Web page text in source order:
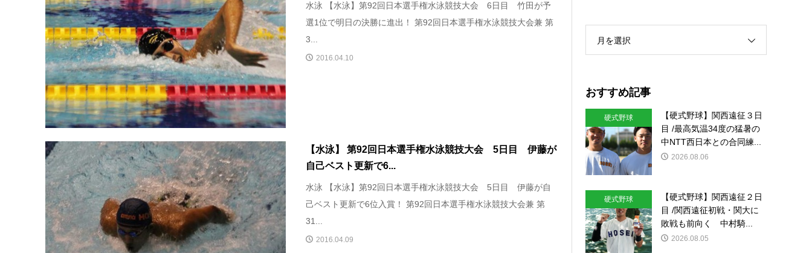
水泳 【水泳】第92回日本選手権水泳競技大会 6日目 竹田が予
選1位で明日の決勝に進出！ 第92回日本選手権水泳競技大会兼 第
3...
2016.04.10
【水泳】 第92回日本選手権水泳競技大会 5日目 伊藤が
自己ベスト更新で6...
水泳 【水泳】第92回日本選手権水泳競技大会 5日目 伊藤が自
己ベスト更新で6位入賞！ 第92回日本選手権水泳競技大会兼 第
31...
2016.04.09
月を選択
おすすめ記事
硬式野球
【硬式野球】関西遠征３日
目 /最高気温34度の猛暑の
中NTT西日本との合同練...
2026.08.06
硬式野球
【硬式野球】関西遠征２日
目 /関西遠征初戦・関大に
敗戦も前向く 中村騎...
2026.08.05